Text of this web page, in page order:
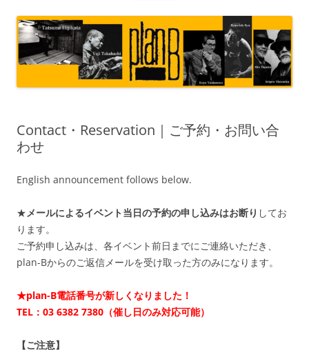
Contact・Reservation｜ご予約・お問い合
わせ
English announcement follows below.
★メールによるイベント当日の予約の申し込みはお断り してお
ります。
ご予約申し込みは、各イベント前日までにご連絡いただき、
plan-Bからのご返信メールを受け取った方のみになります。
★plan-B電話番号が新しくなりました！
TEL：03 6382 7380‬（催し日のみ対応可能）
【ご注意】